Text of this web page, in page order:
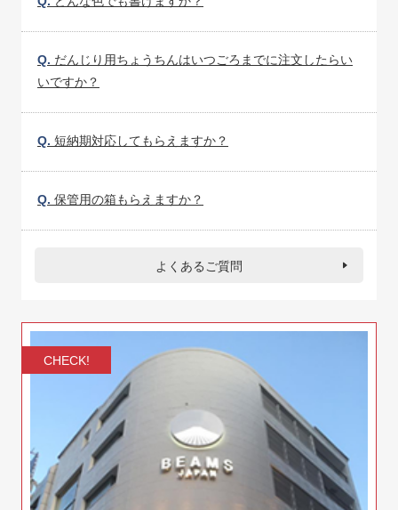
Q. だんじり用ちょうちんはいつごろまでに注文したらい
いですか？
Q. 短納期対応してもらえますか？
Q. 保管用の箱もらえますか？
よくあるご質問
CHECK!